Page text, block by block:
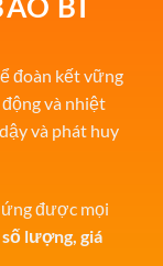
đoàn kết vững
và nhiệt
và phát huy
ứng được mọi
lượng, giá